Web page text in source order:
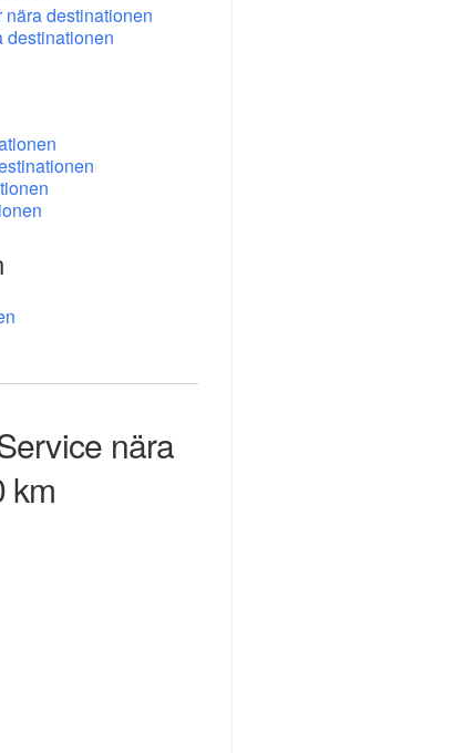
destinationen
destinationen
nära
km